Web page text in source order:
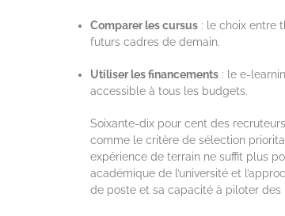
Comparer les cursus : le choix entre
futurs cadres de demain.
Utiliser les financements : le e-
accessible à tous les budgets.
Soixante-dix pour cent des
comme le critère de sélection
expérience de terrain ne suffit plus
académique de l’université et
de poste et sa capacité à piloter des